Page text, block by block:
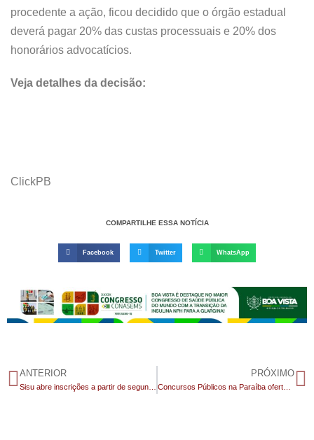
procedente a ação, ficou decidido que o órgão estadual
deverá pagar 20% das custas processuais e 20% dos
honorários advocatícios.
Veja detalhes da decisão:
ClickPB
COMPARTILHE ESSA NOTÍCIA
Facebook Twitter WhatsApp
ANTERIOR
Sisu abre inscrições a partir de segunda-feira
PRÓXIMO
Concursos Públicos na Paraíba ofertam 229 vagas com inscrições em junho e salário de até R$ 4 mil